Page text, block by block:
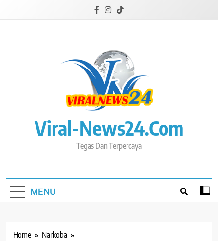
Viral-News24.com
Tegas Dan Terpercaya
MENU
Home
Narkoba